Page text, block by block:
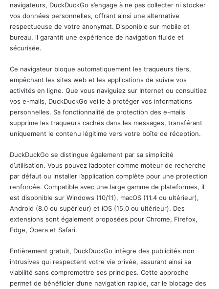
navigateurs, DuckDuckGo s’engage à ne pas collecter ni stocker
vos données personnelles, offrant ainsi une alternative
respectueuse de votre anonymat. Disponible sur mobile et
bureau, il garantit une expérience de navigation fluide et
sécurisée.
Ce navigateur bloque automatiquement les traqueurs tiers,
empêchant les sites web et les applications de suivre vos
activités en ligne. Que vous naviguiez sur Internet ou consultiez
vos e-mails, DuckDuckGo veille à protéger vos informations
personnelles. Sa fonctionnalité de protection des e-mails
supprime les traqueurs cachés dans les messages, transférant
uniquement le contenu légitime vers votre boîte de réception.
DuckDuckGo se distingue également par sa simplicité
d’utilisation. Vous pouvez l’adopter comme moteur de recherche
par défaut ou installer l’application complète pour une protection
renforcée. Compatible avec une large gamme de plateformes, il
est disponible sur Windows (10/11), macOS (11.4 ou ultérieur),
Android (8.0 ou supérieur) et iOS (15.0 ou ultérieur). Des
extensions sont également proposées pour Chrome, Firefox,
Edge, Opera et Safari.
Entièrement gratuit, DuckDuckGo intègre des publicités non
intrusives qui respectent votre vie privée, assurant ainsi sa
viabilité sans compromettre ses principes. Cette approche
permet de bénéficier d’une navigation rapide, car le blocage des